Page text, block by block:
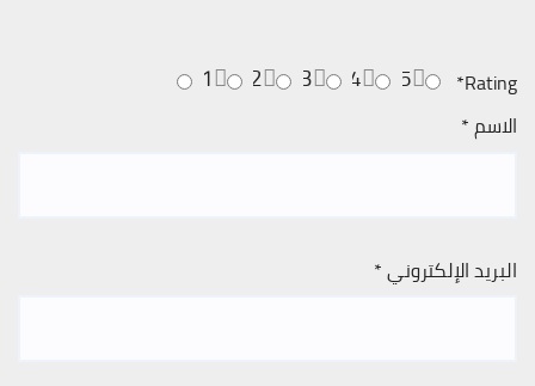
Rating
*
5
4
3
2
1
الاسم*
البريد الإلكتروني*